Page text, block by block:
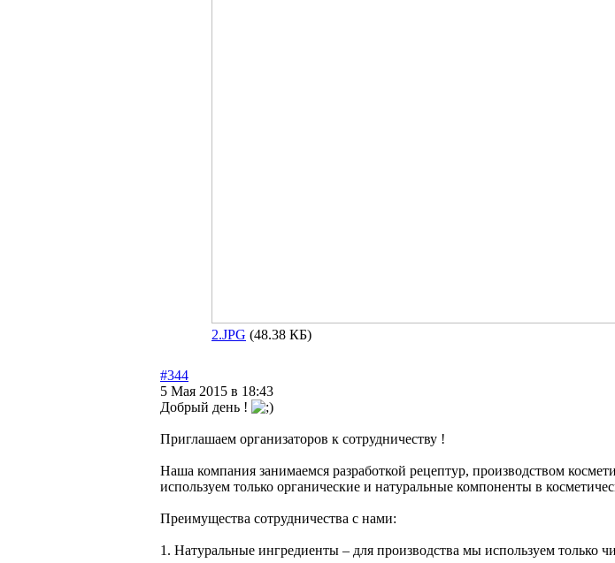
2.JPG (48.38 КБ)
#344
5 Мая 2015 в 18:43
Добрый день !
Приглашаем организаторов к сотрудничеству !
Наша компания занимаемся разработкой рецептур, производством
используем только органические и натуральные компоненты в
Преимущества сотрудничества с нами:
1. Натуральные ингредиенты – для производства мы используем только